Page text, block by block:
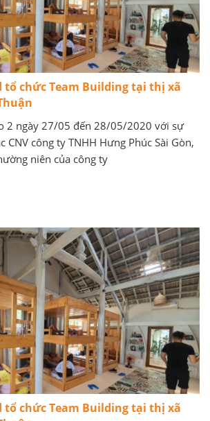
tổ chức Team Building tại thị xã
2 ngày 27/05 đến 28/05/2020 với sự
CNV công ty TNHH Hưng Phúc Sài Gòn,
niên của công ty
tổ chức Team Building tại thị xã